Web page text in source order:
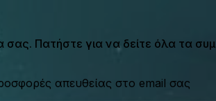
Πατήστε για να δείτε όλα τα
απευθείας στο email σας